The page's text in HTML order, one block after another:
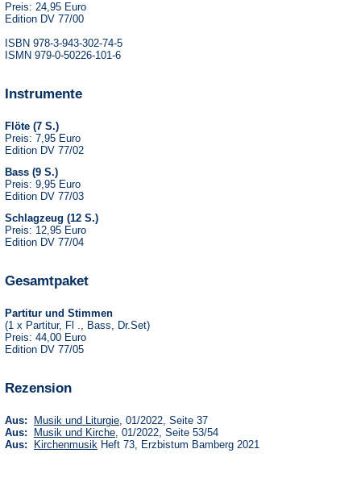
Preis: 24,95 Euro
Edition DV 77/00
ISBN 978-3-943-302-74-5
ISMN 979-0-50226-101-6
Instrumente
Flöte (7 S.)
Preis: 7,95 Euro
Edition DV 77/02
Bass (9 S.)
Preis: 9,95 Euro
Edition DV 77/03
Schlagzeug (12 S.)
Preis: 12,95 Euro
Edition DV 77/04
Gesamtpaket
Partitur und Stimmen
(1 x Partitur, Fl ., Bass, Dr.Set)
Preis: 44,00 Euro
Edition DV 77/05
Rezension
Aus: Musik und Liturgie(Öffnet
in
einem
neuen
, 01/2022, Seite 37
Aus:
Musik und Kirche(Öffnet
in
, 01/2022, Seite 53/54
Aus:
Kirchenmusik (Öffnet
Heft 73, Erzbistum Bamberg 2021